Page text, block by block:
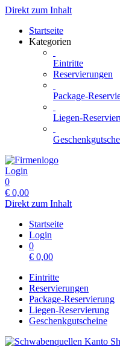
Direkt zum Inhalt
Startseite
Kategorien
Eintritte
Reservierungen
Package-
Liegen-
Login
0
€ 0,00
Direkt zum Inhalt
Startseite
Login
0
€ 0,00
Eintritte
Reservierungen
Package-Reservierung
Liegen-Reservierung
Geschenkgutscheine